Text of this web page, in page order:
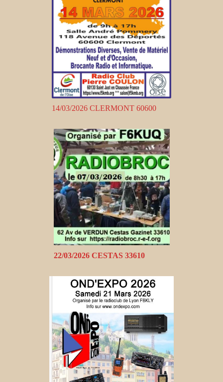
14/03/2026 CLERMONT 60600
22/03/2026 CESTAS 33610